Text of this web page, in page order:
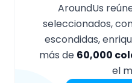
AroundUs
seleccionados,
escondidas,
más de 60,000
el